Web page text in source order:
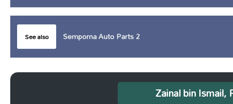
See also Semporna Auto Parts 2
Zainal bin